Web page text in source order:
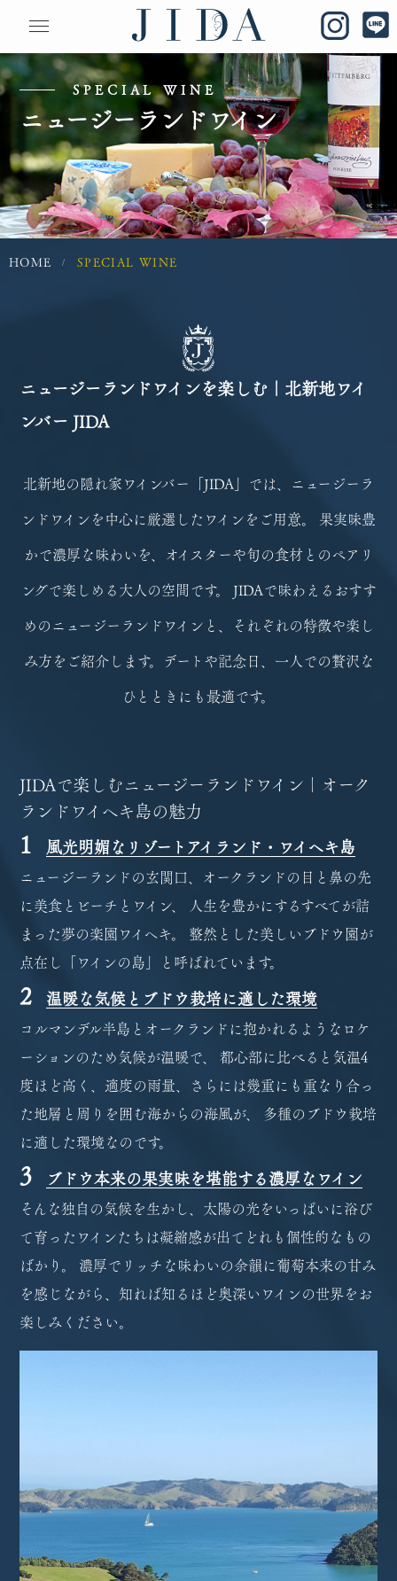
SPECIAL WINE
ニュージーランドワイン
HOME / SPECIAL WINE
ニュージーランドワインを楽しむ｜北新地ワイ
ンバー JIDA
北新地の隠れ家ワインバー「JIDA」では、ニュージーラ
ンドワインを中心に厳選したワインをご用意。 果実味豊
かで濃厚な味わいを、オイスターや旬の食材とのペアリ
ングで楽しめる大人の空間です。 JIDAで味わえるおすす
めのニュージーランドワインと、それぞれの特徴や楽し
み方をご紹介します。 デートや記念日、一人での贅沢な
ひとときにも最適です。
JIDAで楽しむニュージーランドワイン｜オーク
ランドワイヘキ島の魅力
1 風光明媚なリゾートアイランド・ワイヘキ島
ニュージーランドの玄関口、オークランドの目と鼻の先
に美食とビーチとワイン、 人生を豊かにするすべてが詰
まった夢の楽園ワイヘキ。 整然とした美しいブドウ園が
点在し「ワインの島」と呼ばれています。
2 温暖な気候とブドウ栽培に適した環境
コルマンデル半島とオークランドに抱かれるようなロケ
ーションのため気候が温暖で、 都心部に比べると気温4
度ほど高く、適度の雨量、さらには幾重にも重なり合っ
た地層と周りを囲む海からの海風が、 多種のブドウ栽培
に適した環境なのです。
3 ブドウ本来の果実味を堪能する濃厚なワイン
そんな独自の気候を生かし、太陽の光をいっぱいに浴び
て育ったワインたちは凝縮感が出てどれも個性的なもの
ばかり。 濃厚でリッチな味わいの余韻に葡萄本来の甘み
を感じながら、知れば知るほど奥深いワインの世界をお
楽しみください。